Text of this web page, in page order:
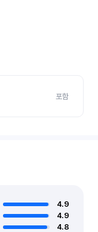
포함
4.9
4.9
4.8